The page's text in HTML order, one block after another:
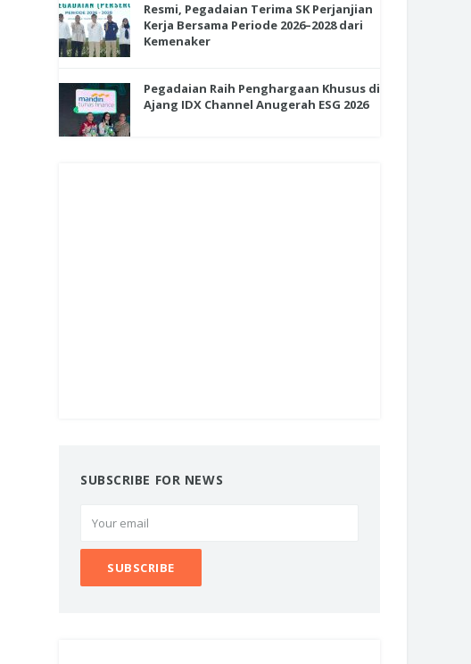
Resmi, Pegadaian Terima SK Perjanjian
Kerja Bersama Periode 2026–2028 dari
Kemenaker
Pegadaian Raih Penghargaan Khusus di
Ajang IDX Channel Anugerah ESG 2026
SUBSCRIBE FOR NEWS